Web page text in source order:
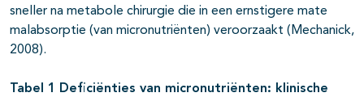
sneller na metabole chirurgie die in een ernstigere mate
malabsorptie (van micronutriënten) veroorzaakt (Mechanick,
2008).
Tabel 1 Deficiënties van micronutriënten: klinische